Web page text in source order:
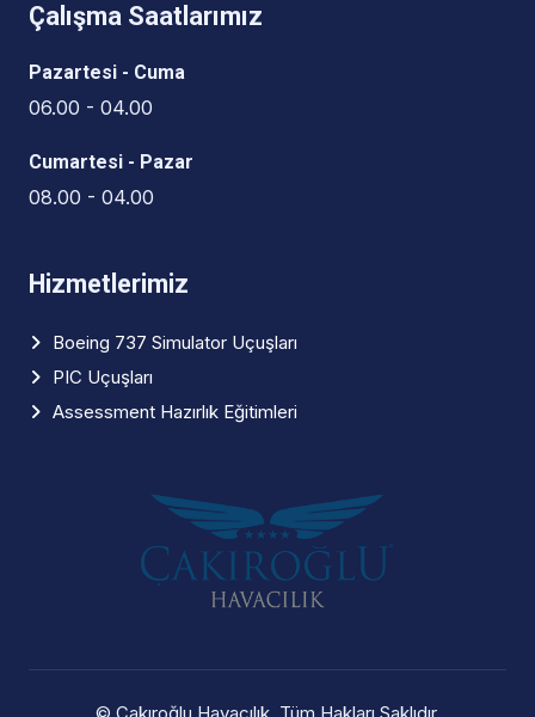
Çalışma Saatlarımız
Pazartesi - Cuma
06.00 - 04.00
Cumartesi - Pazar
08.00 - 04.00
Hizmetlerimiz
Boeing 737 Simulator Uçuşları
PIC Uçuşları
Assessment Hazırlık Eğitimleri